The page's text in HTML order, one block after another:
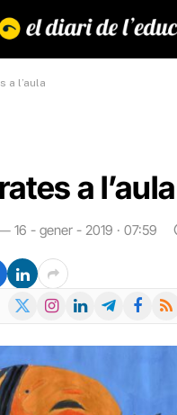
a l’aula
a l’aula
16 - gener - 2019 · 07:59
X
Instagram
LinkedInTelegramFacebook
RSS